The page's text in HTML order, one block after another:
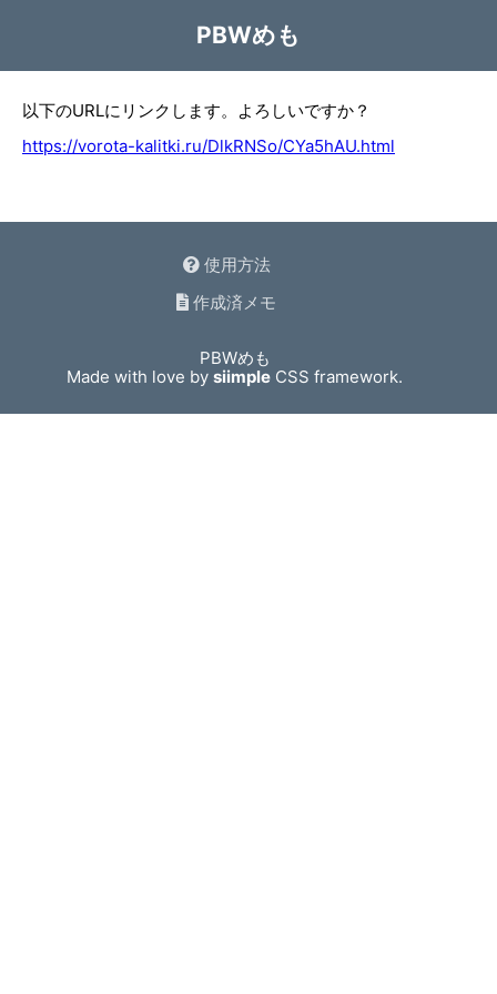
PBWめも
以下のURLにリンクします。よろしいですか？
https://vorota-kalitki.ru/DlkRNSo/CYa5hAU.html
使用方法
作成済メモ
PBWめも
Made with love bysiimple CSS framework.